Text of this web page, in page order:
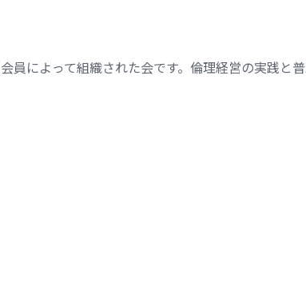
員によって組織された会です。倫理経営の実践